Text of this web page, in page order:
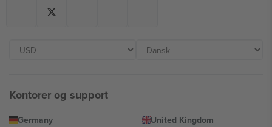
Kontorer og support
Germany
United Kingdom